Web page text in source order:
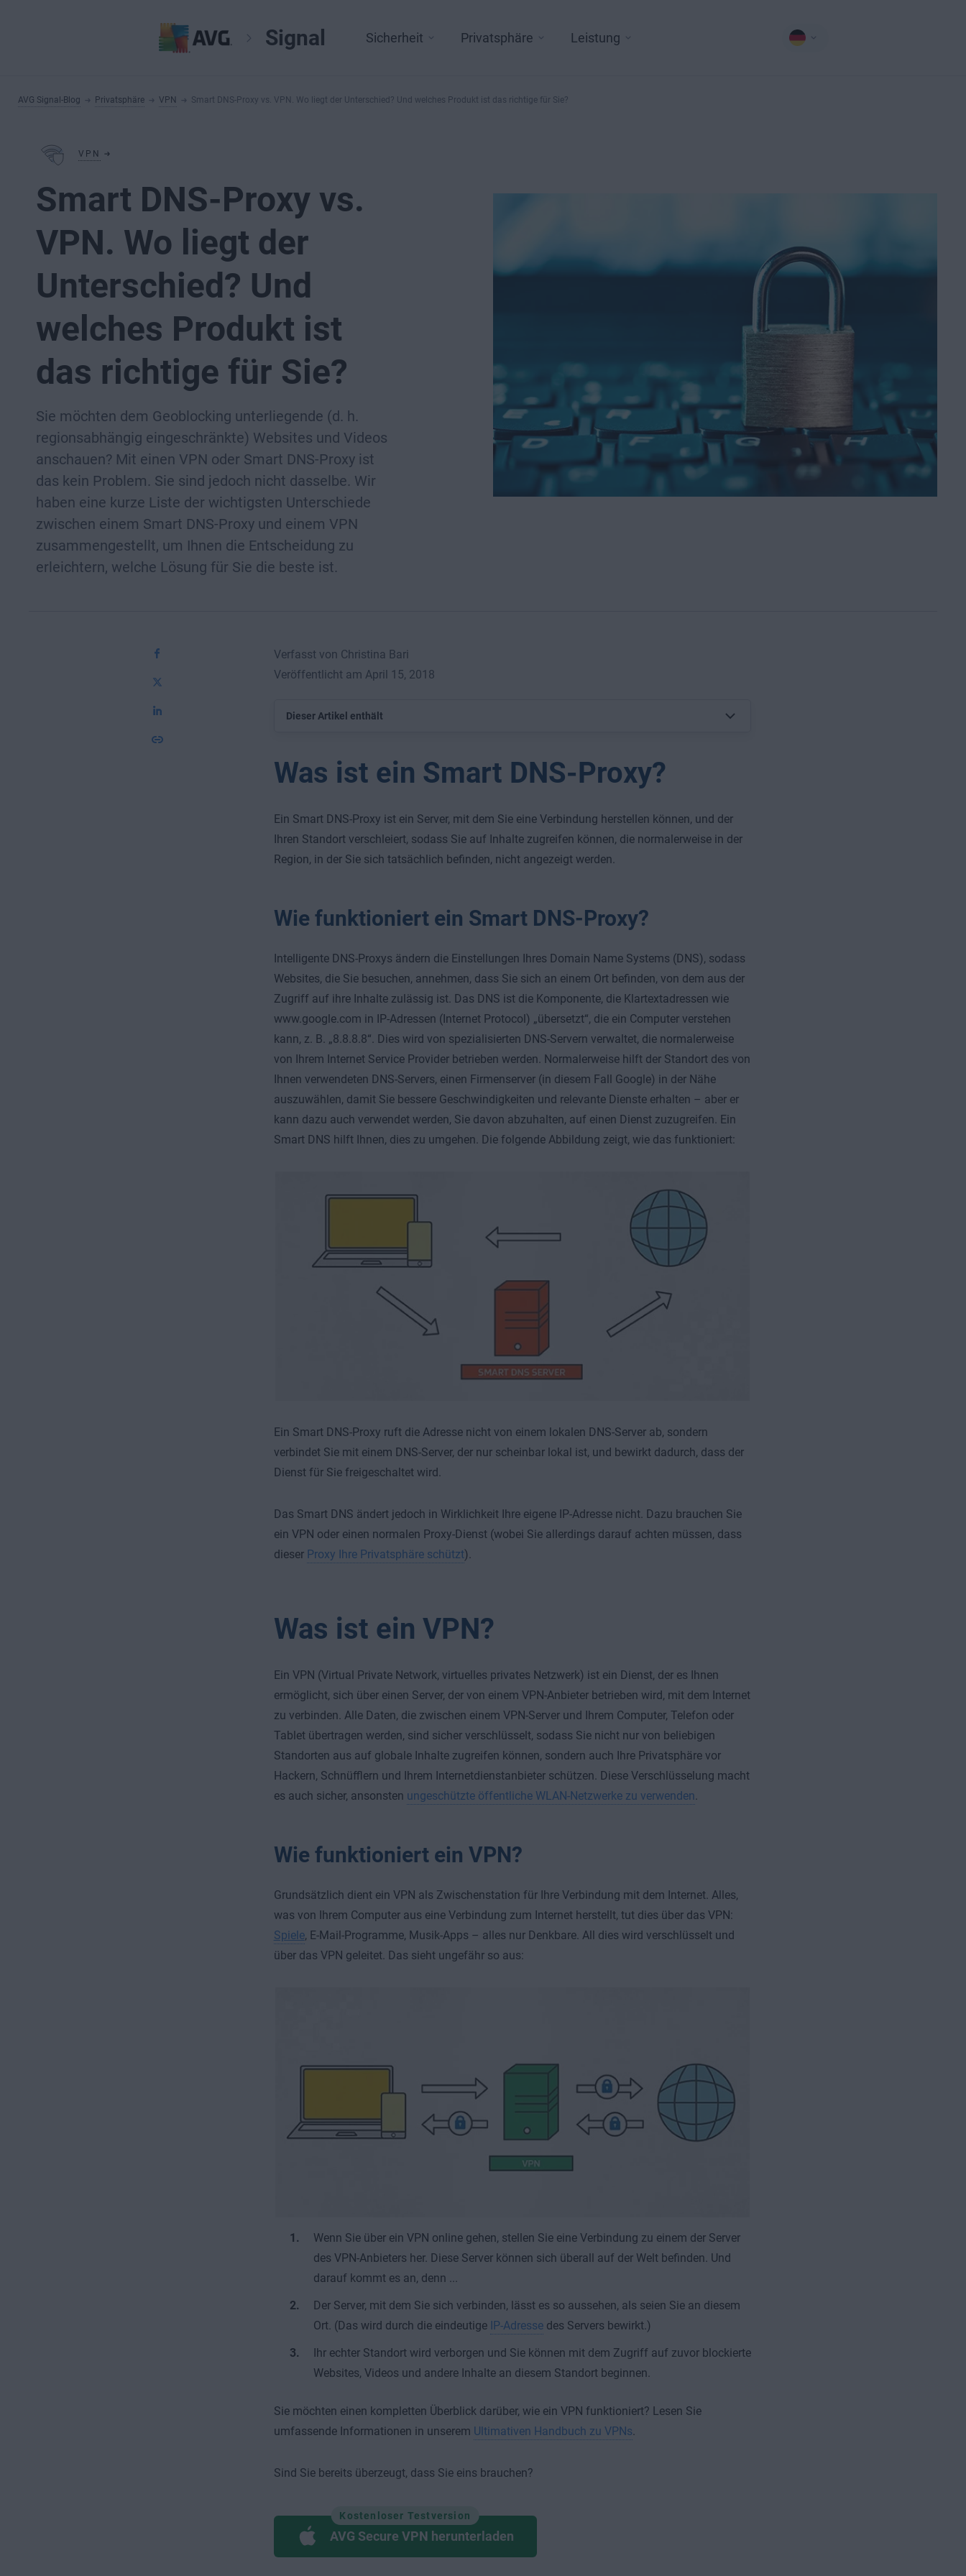
Signal Sicherheit Privatsphäre Leistung
AVG Signal-Blog Privatsphäre VPN Smart DNS-Proxy vs. VPN. Wo liegt der Unterschied? Und welches Produkt ist das richtige für Sie?
VPN
Smart DNS-Proxy vs.
VPN. Wo liegt der
Unterschied? Und
welches Produkt ist
das richtige für Sie?
Sie möchten dem Geoblocking unterliegende (d. h.
regionsabhängig eingeschränkte) Websites und Videos
anschauen? Mit einen VPN oder Smart DNS-Proxy ist
das kein Problem. Sie sind jedoch nicht dasselbe. Wir
haben eine kurze Liste der wichtigsten Unterschiede
zwischen einem Smart DNS-Proxy und einem VPN
zusammengestellt, um Ihnen die Entscheidung zu
erleichtern, welche Lösung für Sie die beste ist.
Verfasst von Christina Bari
Veröffentlicht am April 15, 2018
Dieser Artikel enthält
Was ist ein Smart DNS-Proxy?
Ein Smart DNS-Proxy ist ein Server, mit dem Sie eine Verbindung herstellen können, und der
Ihren Standort verschleiert, sodass Sie auf Inhalte zugreifen können, die normalerweise in der
Region, in der Sie sich tatsächlich befinden, nicht angezeigt werden.
Wie funktioniert ein Smart DNS-Proxy?
Intelligente DNS-Proxys ändern die Einstellungen Ihres Domain Name Systems (DNS), sodass
Websites, die Sie besuchen, annehmen, dass Sie sich an einem Ort befinden, von dem aus der
Zugriff auf ihre Inhalte zulässig ist. Das DNS ist die Komponente, die Klartextadressen wie
www.google.com in IP-Adressen (Internet Protocol) „übersetzt“, die ein Computer verstehen
kann, z. B. „8.8.8.8“. Dies wird von spezialisierten DNS-Servern verwaltet, die normalerweise
von Ihrem Internet Service Provider betrieben werden. Normalerweise hilft der Standort des von
Ihnen verwendeten DNS-Servers, einen Firmenserver (in diesem Fall Google) in der Nähe
auszuwählen, damit Sie bessere Geschwindigkeiten und relevante Dienste erhalten – aber er
kann dazu auch verwendet werden, Sie davon abzuhalten, auf einen Dienst zuzugreifen. Ein
Smart DNS hilft Ihnen, dies zu umgehen. Die folgende Abbildung zeigt, wie das funktioniert:
Ein Smart DNS-Proxy ruft die Adresse nicht von einem lokalen DNS-Server ab, sondern
verbindet Sie mit einem DNS-Server, der nur scheinbar lokal ist, und bewirkt dadurch, dass der
Dienst für Sie freigeschaltet wird.
Das Smart DNS ändert jedoch in Wirklichkeit Ihre eigene IP-Adresse nicht. Dazu brauchen Sie
ein VPN oder einen normalen Proxy-Dienst (wobei Sie allerdings darauf achten müssen, dass
dieser Proxy Ihre Privatsphäre schützt).
Was ist ein VPN?
Ein VPN (Virtual Private Network, virtuelles privates Netzwerk) ist ein Dienst, der es Ihnen
ermöglicht, sich über einen Server, der von einem VPN-Anbieter betrieben wird, mit dem Internet
zu verbinden. Alle Daten, die zwischen einem VPN-Server und Ihrem Computer, Telefon oder
Tablet übertragen werden, sind sicher verschlüsselt, sodass Sie nicht nur von beliebigen
Standorten aus auf globale Inhalte zugreifen können, sondern auch Ihre Privatsphäre vor
Hackern, Schnüfflern und Ihrem Internetdienstanbieter schützen. Diese Verschlüsselung macht
es auch sicher, ansonsten ungeschützte öffentliche WLAN-Netzwerke zu verwenden.
Wie funktioniert ein VPN?
Grundsätzlich dient ein VPN als Zwischenstation für Ihre Verbindung mit dem Internet. Alles,
was von Ihrem Computer aus eine Verbindung zum Internet herstellt, tut dies über das VPN:
Spiele, E-Mail-Programme, Musik-Apps – alles nur Denkbare. All dies wird verschlüsselt und
über das VPN geleitet. Das sieht ungefähr so aus:
Wenn Sie über ein VPN online gehen, stellen Sie eine Verbindung zu einem der Server
des VPN-Anbieters her. Diese Server können sich überall auf der Welt befinden. Und
darauf kommt es an, denn ...
Der Server, mit dem Sie sich verbinden, lässt es so aussehen, als seien Sie an diesem
Ort. (Das wird durch die eindeutige IP-Adressedes Servers bewirkt.)
Ihr echter Standort wird verborgen und Sie können mit dem Zugriff auf zuvor blockierte
Websites, Videos und andere Inhalte an diesem Standort beginnen.
Sie möchten einen kompletten Überblick darüber, wie ein VPN funktioniert? Lesen Sie
umfassende Informationen in unserem Ultimativen Handbuch zu VPNs
Sind Sie bereits überzeugt, dass Sie eins brauchen?
Kostenloser Testversion
AVG Secure VPN herunterladen